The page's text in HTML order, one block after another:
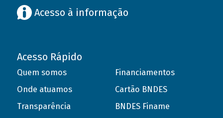
Acesso à informação
Acesso Rápido
Quem somos
Onde atuamos
Transparência
Financiamentos
Cartão BNDES
BNDES Finame